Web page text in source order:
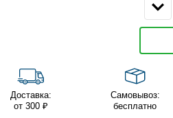
Доставка:
от 300 ₽
Самовывоз:
бесплатно